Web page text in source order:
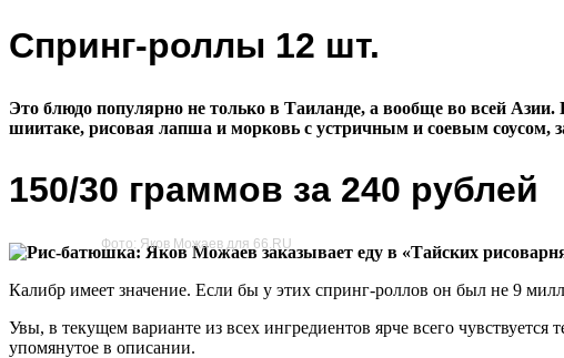
Спринг-роллы 12 шт.
Это блюдо популярно не только в Таиланде, а вообще во всей
шиитаке, рисовая лапша и морковь с устричным и соевым соусом,
150/30 граммов за 240 рублей
Фото: Яков Можаев для 66.RU
Калибр имеет значение. Если бы у этих спринг-роллов он был не 9
Увы, в текущем варианте из всех ингредиентов ярче всего
упомянутое в описании.